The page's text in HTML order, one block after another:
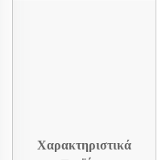
Χαρακτηριστικά